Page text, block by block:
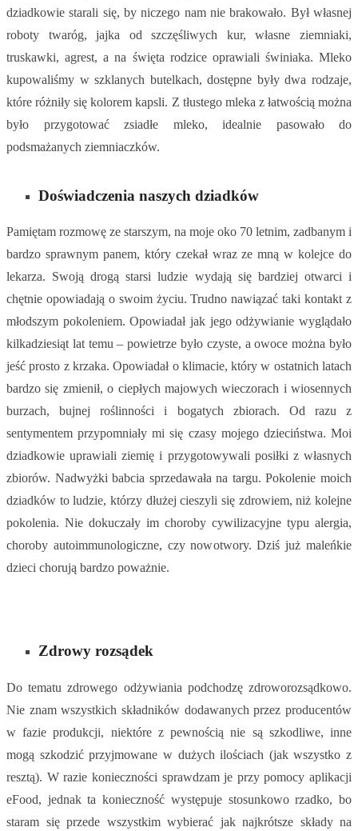
dziadkowie starali się, by niczego nam nie brakowało. Był własnej
roboty twaróg, jajka od szczęśliwych kur, własne ziemniaki,
truskawki, agrest, a na święta rodzice oprawiali świniaka. Mleko
kupowaliśmy w szklanych butelkach, dostępne były dwa rodzaje,
które różniły się kolorem kapsli. Z tłustego mleka z łatwością można
było przygotować zsiadłe mleko, idealnie pasowało do
podsmażanych ziemniaczków.
Doświadczenia naszych dziadków
Pamiętam rozmowę ze starszym, na moje oko 70 letnim, zadbanym i
bardzo sprawnym panem, który czekał wraz ze mną w kolejce do
lekarza. Swoją drogą starsi ludzie wydają się bardziej otwarci i
chętnie opowiadają o swoim życiu. Trudno nawiązać taki kontakt z
młodszym pokoleniem. Opowiadał jak jego odżywianie wyglądało
kilkadziesiąt lat temu – powietrze było czyste, a owoce można było
jeść prosto z krzaka. Opowiadał o klimacie, który w ostatnich latach
bardzo się zmienił, o ciepłych majowych wieczorach i wiosennych
burzach, bujnej roślinności i bogatych zbiorach. Od razu z
sentymentem przypomniały mi się czasy mojego dzieciństwa. Moi
dziadkowie uprawiali ziemię i przygotowywali posiłki z własnych
zbiorów. Nadwyżki babcia sprzedawała na targu. Pokolenie moich
dziadków to ludzie, którzy dłużej cieszyli się zdrowiem, niż kolejne
pokolenia. Nie dokuczały im choroby cywilizacyjne typu alergia,
choroby autoimmunologiczne, czy nowotwory. Dziś już maleńkie
dzieci chorują bardzo poważnie.
Zdrowy rozsądek
Do tematu zdrowego odżywiania podchodzę zdroworozsądkowo.
Nie znam wszystkich składników dodawanych przez producentów
w fazie produkcji, niektóre z pewnością nie są szkodliwe, inne
mogą szkodzić przyjmowane w dużych ilościach (jak wszystko z
resztą). W razie konieczności sprawdzam je przy pomocy aplikacji
eFood, jednak ta konieczność występuje stosunkowo rzadko, bo
staram się przede wszystkim wybierać jak najkrótsze składy na